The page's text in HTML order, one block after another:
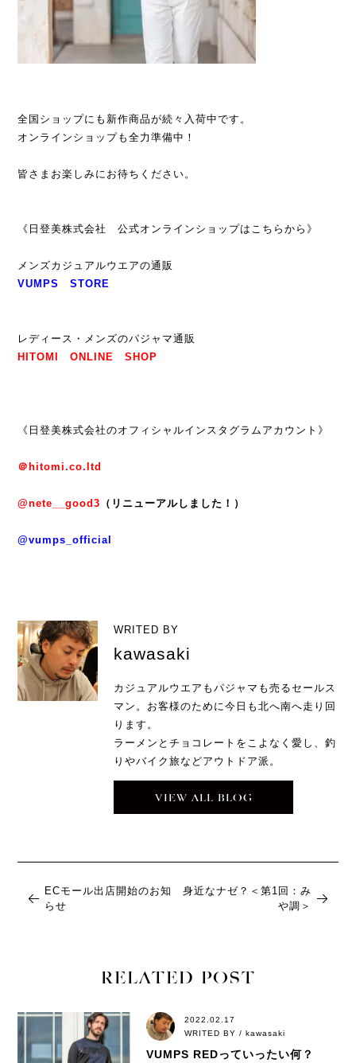
全国ショップにも新作商品が続々入荷中です。
オンラインショップも全力準備中！
皆さまお楽しみにお待ちください。
《日登美株式会社 公式オンラインショップはこちらから》
メンズカジュアルウエアの通販
VUMPS STORE
レディース・メンズのパジャマ通販
HITOMI ONLINE SHOP
《日登美株式会社のオフィシャルインスタグラムアカウント》
＠hitomi.co.ltd
@nete__good3 （リニューアルしました！）
@vumps_official
WRITED BY
kawasaki
カジュアルウエアもパジャマも売るセールス
マン。お客様のために今日も北へ南へ走り回
ります。
ラーメンとチョコレートをこよなく愛し、釣
りやバイク旅などアウトドア派。
VIEW ALL BLOG
ECモール出店開始のお知
らせ
身近なナゼ？＜第1回：み
や調＞
RELATED POST
2022.02.17
WRITED BY / kawasaki
VUMPS REDっていったい何？